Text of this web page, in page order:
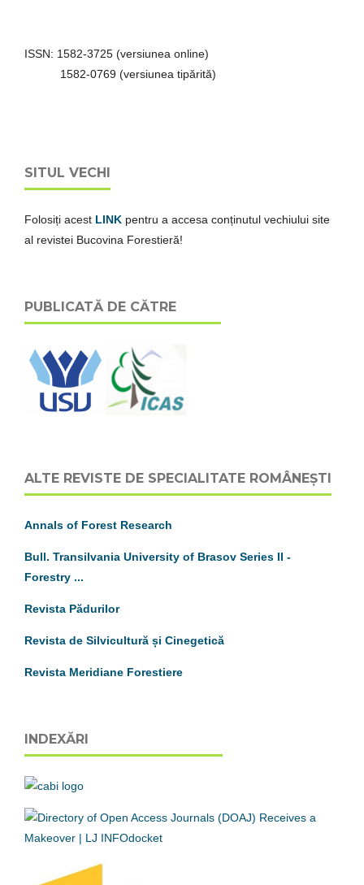
ISSN: 1582-3725 (versiunea online)
1582-0769 (versiunea tipărită)
SITUL VECHI
Folosiți acest LINK pentru a accesa conținutul vechiului site
al revistei Bucovina Forestieră!
PUBLICATĂ DE CĂTRE
ALTE REVISTE DE SPECIALITATE ROMÂNEȘTI
Annals of Forest Research
Bull. Transilvania University of Brasov Series II -
Forestry ...
Revista Pădurilor
Revista de Silvicultură și Cinegetică
Revista Meridiane Forestiere
INDEXĂRI